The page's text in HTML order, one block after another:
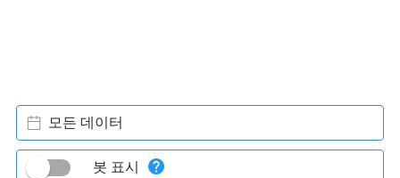
모든 데이터
봇 표시